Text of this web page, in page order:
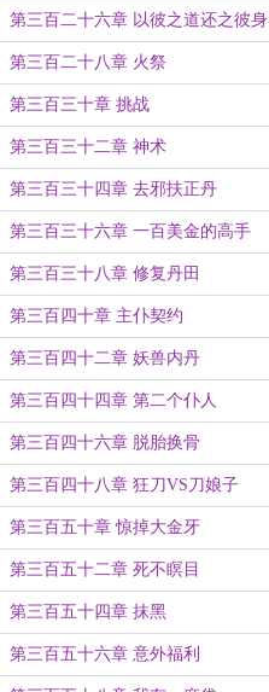
第三百二十六章 以彼之道还之彼身
第三百二十八章 火祭
第三百三十章 挑战
第三百三十二章 神术
第三百三十四章 去邪扶正丹
第三百三十六章 一百美金的高手
第三百三十八章 修复丹田
第三百四十章 主仆契约
第三百四十二章 妖兽内丹
第三百四十四章 第二个仆人
第三百四十六章 脱胎换骨
第三百四十八章 狂刀VS刀娘子
第三百五十章 惊掉大金牙
第三百五十二章 死不瞑目
第三百五十四章 抹黑
第三百五十六章 意外福利